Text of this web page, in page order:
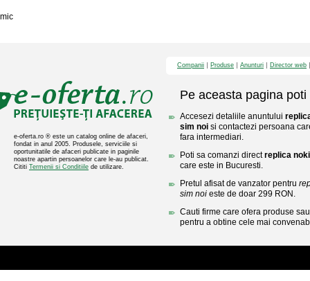
mic
e-oferta.ro ® este un catalog online de afaceri,
fondat in anul 2005. Produsele, serviciile si
oportunitatile de afaceri publicate in paginile
noastre apartin persoanelor care le-au publicat.
Cititi Termenii si Conditiile de utilizare.
Companii Produse Anunturi Director web
Pe aceasta pagina poti
Accesezi detaliile anuntului
sim noi si contactezi persoana
fara intermediari.
Poti sa comanzi directreplica
care este in Bucuresti.
Pretul afisat de vanzator pentru
sim noi este de doar 299 RON.
Cauti firme care ofera produse
pentru a obtine cele mai